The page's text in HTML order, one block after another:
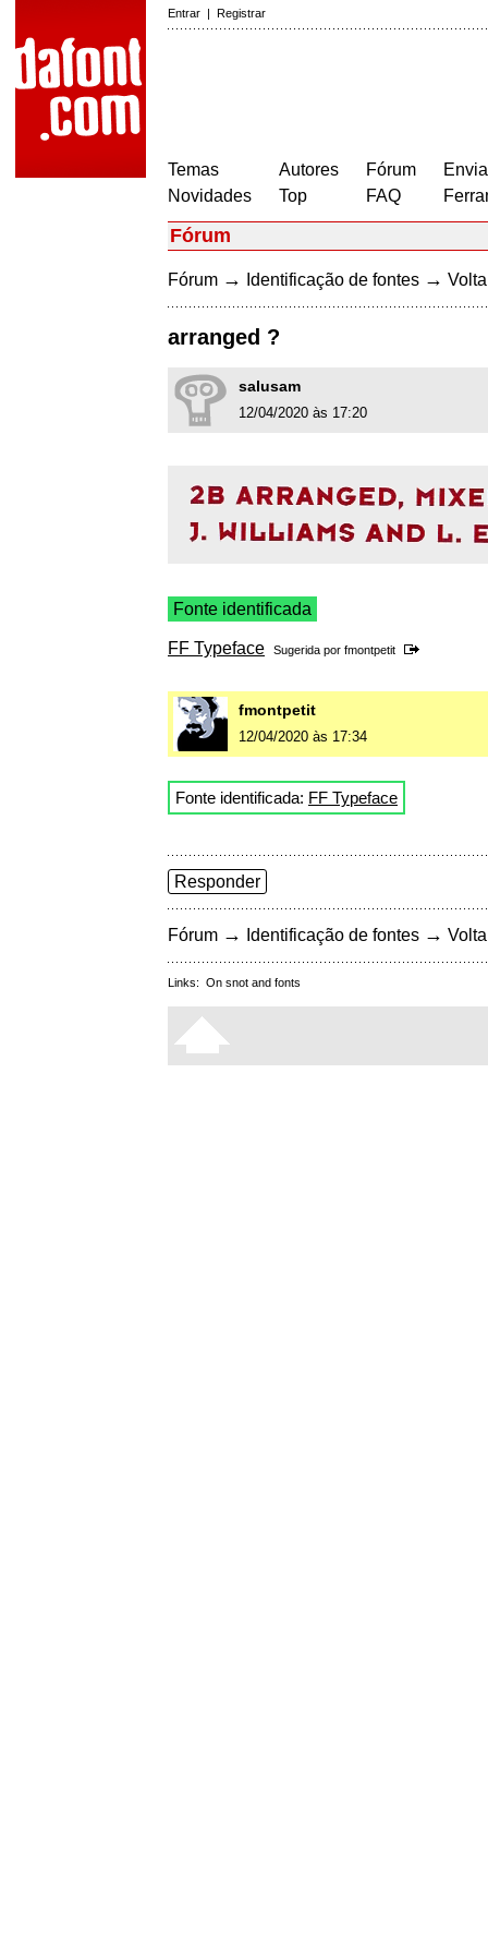
Entrar | Registrar
Temas
Novidades
Autores
Top
Fórum
FAQ
Fórum
Fórum → Identificação de fontes →
arranged ?
salusam
12/04/2020 às 17:20
Fonte identificada
FF Typeface Sugerida por fmontpetit
fmontpetit
12/04/2020 às 17:34
Fonte identificada: FF Typeface
Responder
Fórum → Identificação de fontes →
Links: On snot and fonts